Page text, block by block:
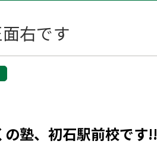
右です
塾、初石駅前校です!!